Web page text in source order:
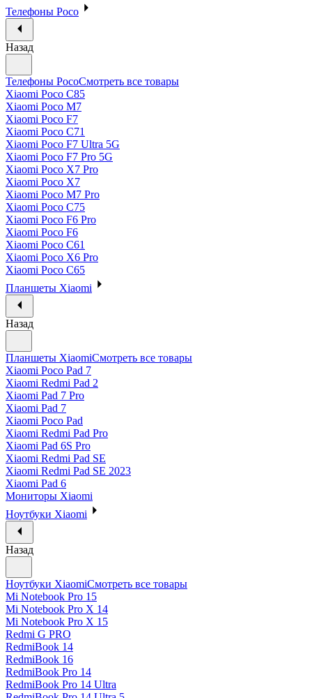
Телефоны Poco
Назад
Телефоны PocoСмотреть все товары
Xiaomi Poco C85
Xiaomi Poco M7
Xiaomi Poco F7
Xiaomi Poco C71
Xiaomi Poco F7 Ultra 5G
Xiaomi Poco F7 Pro 5G
Xiaomi Poco X7 Pro
Xiaomi Poco X7
Xiaomi Poco M7 Pro
Xiaomi Poco C75
Xiaomi Poco F6 Pro
Xiaomi Poco F6
Xiaomi Poco C61
Xiaomi Poco X6 Pro
Xiaomi Poco C65
Планшеты Xiaomi
Назад
Планшеты XiaomiСмотреть все товары
Xiaomi Poco Pad 7
Xiaomi Redmi Pad 2
Xiaomi Pad 7 Pro
Xiaomi Pad 7
Xiaomi Poco Pad
Xiaomi Redmi Pad Pro
Xiaomi Pad 6S Pro
Xiaomi Redmi Pad SE
Xiaomi Redmi Pad SE 2023
Xiaomi Pad 6
Мониторы Xiaomi
Ноутбуки Xiaomi
Назад
Ноутбуки XiaomiСмотреть все товары
Mi Notebook Pro 15
Mi Notebook Pro X 14
Mi Notebook Pro X 15
Redmi G PRO
RedmiBook 14
RedmiBook 16
RedmiBook Pro 14
RedmiBook Pro 14 Ultra